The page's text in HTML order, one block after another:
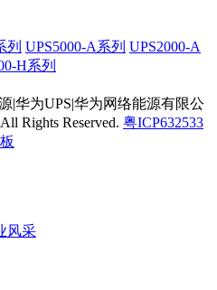
列 UPS5000-A系列 UPS2000-A
H系列
|华为UPS|华为网络能源有限公
Rights Reserved. 粤ICP632533
风采